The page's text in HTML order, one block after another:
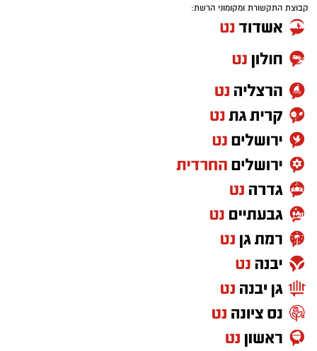
אחרי עונה אחת בחר לחזור לג'ורג'טאון לעונה
פחות טובה ואת קריירת המכללות סיים בפן סטייט
למשחק.
בקיץ 2024 יצא לאירופה וחתם בלבאריו היוונית.
לערב. אשתקד שיחק בשולה הצרפתית, כולל ב-
BCL ורשם 6.4 נקודות ו-5.6 ריבאונדים באירופה.
רוצה לעקוב אחרי הערוץ של הקבוצה "אשדוד נט"
ב-WhatsApp לחצו כאן
קבוצת התקשורת ומקומוני הרשת: